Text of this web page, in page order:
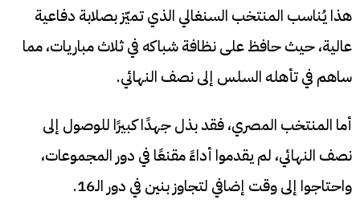
هذا يُناسب المنتخب السنغالي الذي تميّز بصلابة دفاعية
عالية، حيث حافظ على نظافة شباكه في ثلاث مباريات، مما
ساهم في تأهله السلس إلى نصف النهائي.
أما المنتخب المصري، فقد بذل جهدًا كبيرًا للوصول إلى
نصف النهائي، لم يقدموا أداءً مقنعًا في دور المجموعات،
واحتاجوا إلى وقت إضافي لتجاوز بنين في دور الـ16.